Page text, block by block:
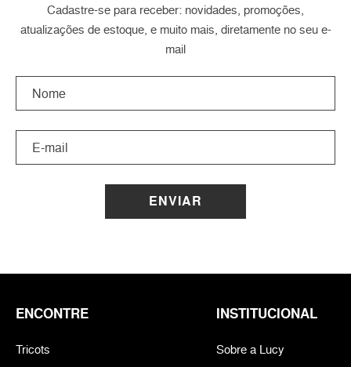
Cadastre-se para receber: novidades, promoções,
atualizações de estoque, e muito mais, diretamente no seu e-
mail
ENVIAR
ENCONTRE
Tricots
INSTITUCIONAL
Sobre a Lucy